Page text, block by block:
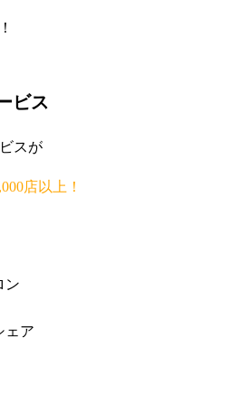
！
ビス
スが
店以上！
ン
ェア